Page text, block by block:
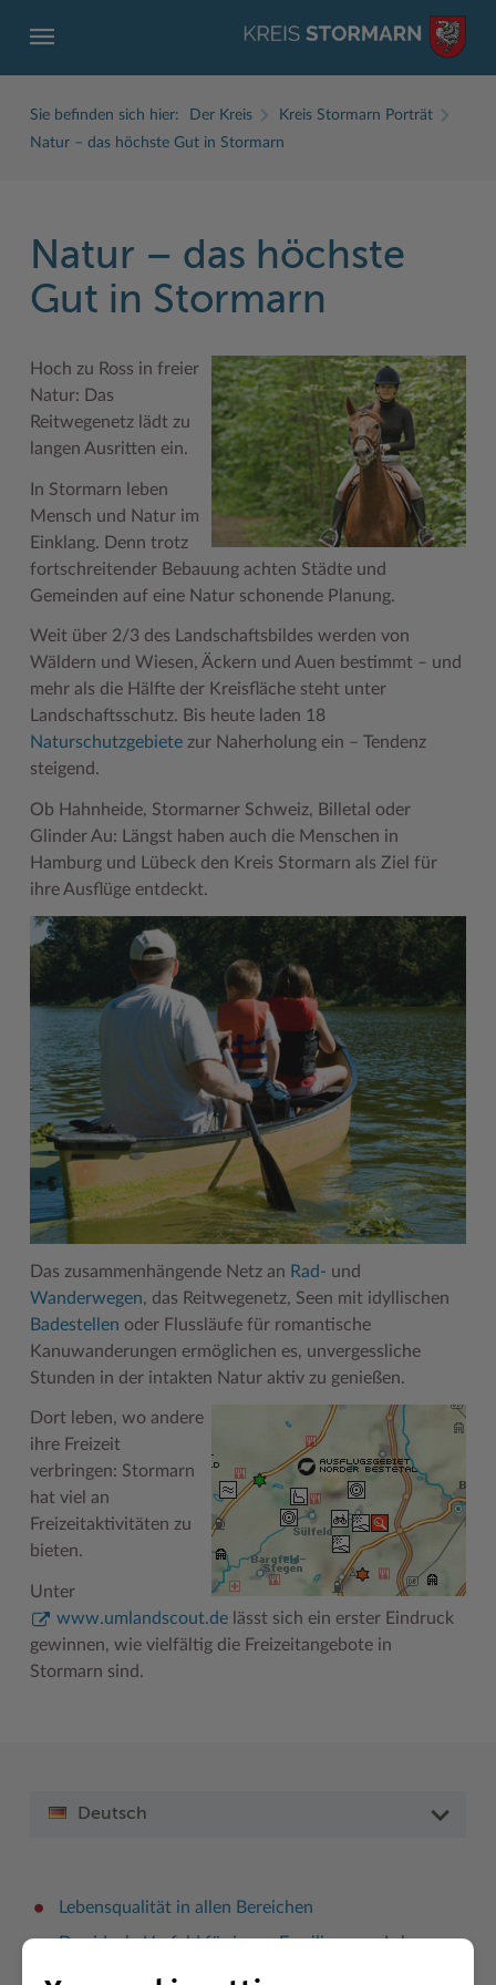
ZURÜCK
Service
Bürgerportal Stormarn ↗
Führerscheine
Geodatenportale (Kreiskarte)
Kfz-Zulassung
Kontakt / Öffnungszeiten
Lebenslagen
Leistungen
Lexikon
Publikationen
Wo Sie uns finden
Wunsch-Kennzeichen ↗
Zuständigkeitsfinder SH ↗
ZURÜCK
Aktuelles
Ausschreibungen
Baustellen in Stormarn
Fotoarchiv
Hitzeschutz
Klimaanpassungskonzept
Kreistag Sitzungskalender
Lokales Wetter
Newsletter
Pressemeldungen
Social Media
Stellenangebote
Stormarninfo
Termine
Woche der Seelischen Gesundheit
#MeinStormarn
Karrieretag
ZURÜCK
Der Kreis
Interessantes in und aus Stormarn
Kreis Stormarn Porträt
Kreispräsident
Kreistag und Ausschüsse
Kreistag Sitzungskalender
Kreisverwaltung
Landrat
Sonderbereiche
Stabsbereiche
Städte und Gemeinden
Wahlen im Kreis
Wappen und Geschichte
Wappenrolle
Was ist ein Kreis?
Zahlen, Daten, Fakten
ZURÜCK
Karriere
Der Kreis als Arbeitgeber
Ihre Bewerbung
Initiativbewerbungen Verwaltung
Offene Stellen
Praktika und FSJ
Weiterbildung beim Kreis Stormarn
Wen wir suchen
ZURÜCK
Wirtschaft
Branchenverzeichnis
EG-Dienstleistungsrichtlinie (EG-DLRL)
Handwerk für nachhaltiges Wirtschaften
Klimaschutz beim Kreis Stormarn
Projekt e-Gewerbe
Stormarner Bündnis für bezahlbares Wohnen
Wirtschafts- und Aufbaugesellschaft Stormarn
Zahlen, Daten, Fakten
ZURÜCK
Freizeit und Kultur
Frei- und Hallenbäder
Herrenhäuser
Kulturelle Einrichtungen
Museen
Naturschutzgebiete
Radwandern
Storchenhorste
Lieblingsplätze in der Metropolregion
Termine und Veranstaltungen
Tourismus
Umlandscout Hamburg
Vereine und Gruppen
Wälder und Moore
Sie befinden sich hier: Der Kreis
Kreis Stormarn Porträt
Natur – das höchste Gut in Stormarn
Natur – das höchste
Gut in Stormarn
Hoch zu Ross in freier
Natur: Das
Reitwegenetz lädt zu
langen Ausritten ein.
In Stormarn leben
Mensch und Natur im
Einklang. Denn trotz
fortschreitender Bebauung achten Städte und
Gemeinden auf eine Natur schonende Planung.
Weit über 2/3 des Landschaftsbildes werden von
Wäldern und Wiesen, Äckern und Auen bestimmt – und
mehr als die Hälfte der Kreisfläche steht unter
Landschaftsschutz. Bis heute laden 18
Naturschutzgebietezur Naherholung ein – Tendenz
steigend.
Ob Hahnheide, Stormarner Schweiz, Billetal oder
Glinder Au: Längst haben auch die Menschen in
Hamburg und Lübeck den Kreis Stormarn als Ziel für
ihre Ausflüge entdeckt.
Das zusammenhängende Netz an Rad- und
Wanderwegen, das Reitwegenetz, Seen mit idyllischen
Badestellen oder Flussläufe für romantische
Kanuwanderungen ermöglichen es, unvergessliche
Stunden in der intakten Natur aktiv zu genießen.
Dort leben, wo andere
ihre Freizeit
verbringen: Stormarn
hat viel an
Freizeitaktivitäten zu
bieten.
Unter
www.umlandscout.delässt sich ein erster Eindruck
gewinnen, wie vielfältig die Freizeitangebote in
Stormarn sind.
Deutsch
Lebensqualität in allen Bereichen
Das ideale Umfeld für junge Familien zum Leben